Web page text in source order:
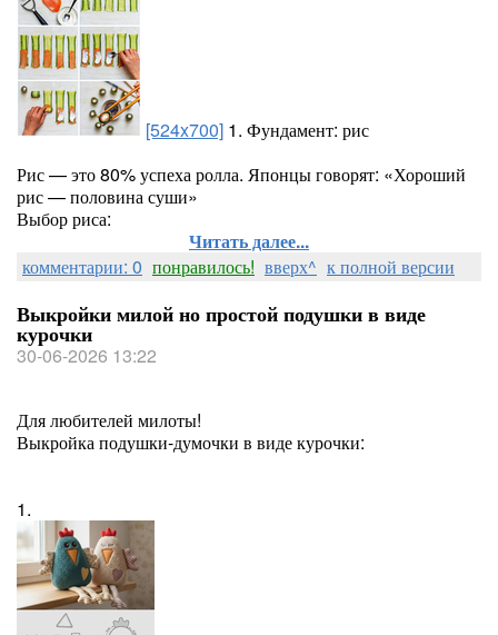
[524x700] 1. Фундамент: рис
Рис — это 80% успеха ролла. Японцы говорят: «Хороший
рис — половина суши»
Выбор риса:
Читать далее...
комментарии: 0 понравилось! вверх^ к полной версии
Выкройки милой но простой подушки в виде
курочки
30-06-2026 13:22
Для любителей милоты!
Выкройка подушки-думочки в виде курочки:
1.